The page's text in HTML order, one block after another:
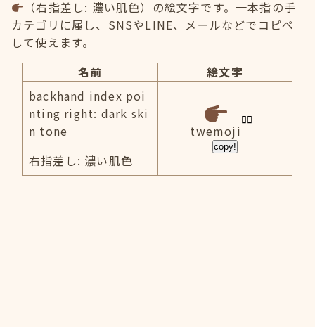
（右指差し: 濃い肌色）の絵文字です。一本指の手
カテゴリに属し、SNSやLINE、メールなどでコピペ
して使えます。
名前
絵文字
backhand index poi
nting right: dark ski
n tone
twemoji
copy!
右指差し: 濃い肌色